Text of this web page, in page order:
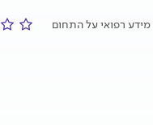
מידע רפואי על התחום